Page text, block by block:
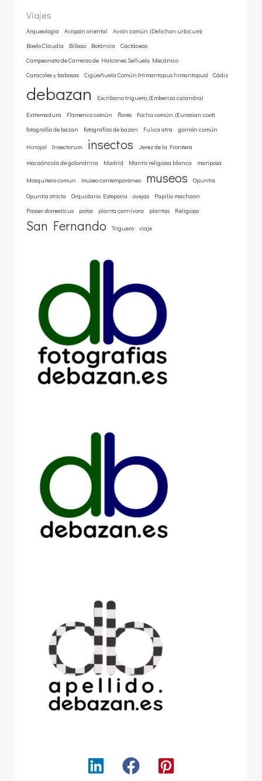
Viajes
Arqueología Avispón oriental
Avión común, (Delichon urbicum)
Baelo Claudia
Bilbao Botánica
Cactáceas
Campeonato de Carreras de Halcones Señuelo Mecánico
Caracoles y babosas
Cigüeñuela Común (Himantopus himantopus) Cádiz
debazan Escribano triguero, (Emberiza calandra)
Extremadura Flamenco común flores
Focha común, (Eurasian coot)
fotografía de bazan
fotografías de bazan Fulica atra gorrión común
Hinojal Insectorum insectos
Jerez de la Frontera
macaóncola de golondrina
Madrid Mantis religiosa blanca mariposa
Mosquitero comun museo contemporáneo museos
Opuntia
Opuntia stricta
Orquidario Estepona ovejas
Papilio machaon
Passer domesticus
patos planta carnívora plantas Religioso
San Fernando Triguero viaje